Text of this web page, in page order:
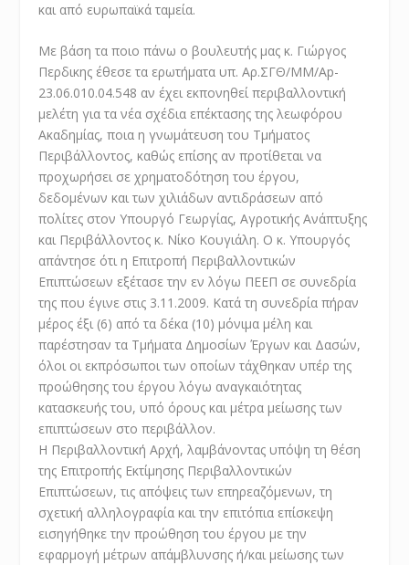
και από ευρωπαϊκά ταμεία.
Με βάση τα ποιο πάνω ο βουλευτής μας κ. Γιώργος
Περδικης έθεσε τα ερωτήματα υπ. Αρ.ΣΓΘ/ΜΜ/Ap-
23.06.010.04.548 αν έχει εκπονηθεί περιβαλλοντική
μελέτη για τα νέα σχέδια επέκτασης της λεωφόρου
Ακαδημίας, ποια η γνωμάτευση του Τμήματος
Περιβάλλοντος, καθώς επίσης αν προτίθεται να
προχωρήσει σε χρηματοδότηση του έργου,
δεδομένων και των χιλιάδων αντιδράσεων από
πολίτες στον Υπουργό Γεωργίας, Αγροτικής Ανάπτυξης
και Περιβάλλοντος κ. Νίκο Κουγιάλη. Ο κ. Υπουργός
απάντησε ότι η Επιτροπή Περιβαλλοντικών
Επιπτώσεων εξέτασε την εν λόγω ΠΕΕΠ σε συνεδρία
της που έγινε στις 3.11.2009. Κατά τη συνεδρία πήραν
μέρος έξι (6) από τα δέκα (10) μόνιμα μέλη και
παρέστησαν τα Τμήματα Δημοσίων Έργων και Δασών,
όλοι οι εκπρόσωποι των οποίων τάχθηκαν υπέρ της
προώθησης του έργου λόγω αναγκαιότητας
κατασκευής του, υπό όρους και μέτρα μείωσης των
επιπτώσεων στο περιβάλλον.
Η Περιβαλλοντική Αρχή, λαμβάνοντας υπόψη τη θέση
της Επιτροπής Εκτίμησης Περιβαλλοντικών
Επιπτώσεων, τις απόψεις των επηρεαζόμενων, τη
σχετική αλληλογραφία και την επιτόπια επίσκεψη
εισηγήθηκε την προώθηση του έργου με την
εφαρμογή μέτρων απάμβλυνσης ή/και μείωσης των